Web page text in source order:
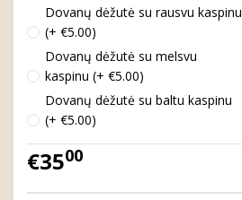
Dovanų dėžutė su rausvu kaspinu
(+ €5.00)
Dovanų dėžutė su melsvu
kaspinu (+ €5.00)
Dovanų dėžutė su baltu kaspinu
(+ €5.00)
€3500